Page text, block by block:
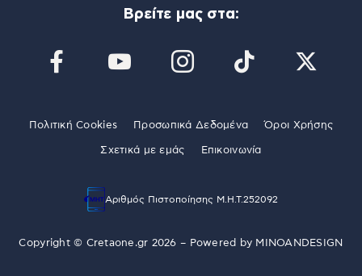
Βρείτε μας στα:
Πολιτική Cookies Προσωπικά Δεδομένα Όροι Χρήσης
Σχετικά με εμάς Επικοινωνία
Αριθμός Πιστοποίησης Μ.Η.Τ.252092
Copyright © Cretaone.gr 2026 – Powered by MINOANDESIGN